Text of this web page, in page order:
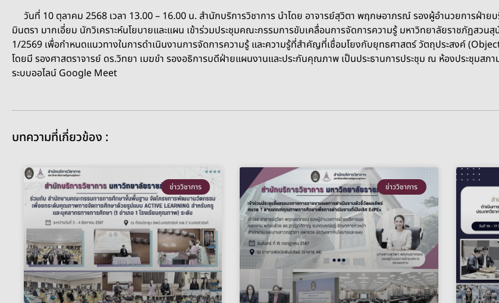
วันที่ 10 ตุลาคม 2568 เวลา 13.00 – 16.00 น. สำนักบริการวิชาการ นำโดย อาจารย์สุวิตา พฤกษอาภรณ์ รองผู้อำนวยการฝ่าย
มินตรา มากเอี่ยม นักวิเคราะห์นโยบายและแผน เข้าร่วมประชุมคณะกรรมการขับเคลื่อนการจัดการความรู้ มหาวิทยาลัยราชภัฏสว
1/2569 เพื่อกำหนดแนวทางในการดำเนินงานการจัดการความรู้ และความรู้ที่สำคัญที่เชื่อมโยงกับยุทธศาสตร์ วัตถุประสงค์
โดยมี รองศาสตราจารย์ ดร.วิทยา เมฆขำ รองอธิการบดีฝ่ายแผนงานและประกันคุณภาพ เป็นประธานการประชุม ณ ห้องประชุมสภ
ระบบออไลน์ Google Meet
บทความที่เกี่ยวข้อง :
ข่าววิชาการ ข่าววิชาการ